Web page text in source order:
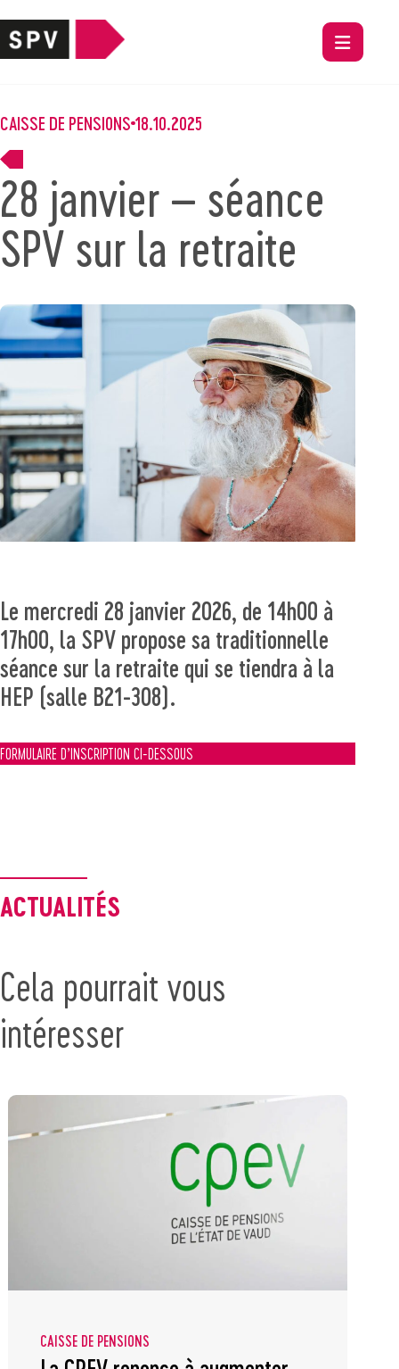
CAISSE DE PENSIONS 18.10.2025
28 janvier – séance
SPV sur la retraite
Le mercredi 28 janvier 2026, de 14h00 à
17h00, la SPV propose sa traditionnelle
séance sur la retraite qui se tiendra à la
HEP (salle B21-308).
FORMULAIRE D’INSCRIPTION CI-DESSOUS
ACTUALITÉS
Cela pourrait vous
intéresser
CAISSE DE PENSIONS